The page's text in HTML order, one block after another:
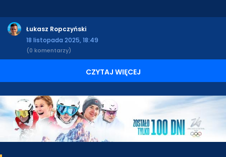
Łukasz Ropczyński
18 listopada 2025, 18:49
(0 komentarzy)
CZYTAJ WIĘCEJ